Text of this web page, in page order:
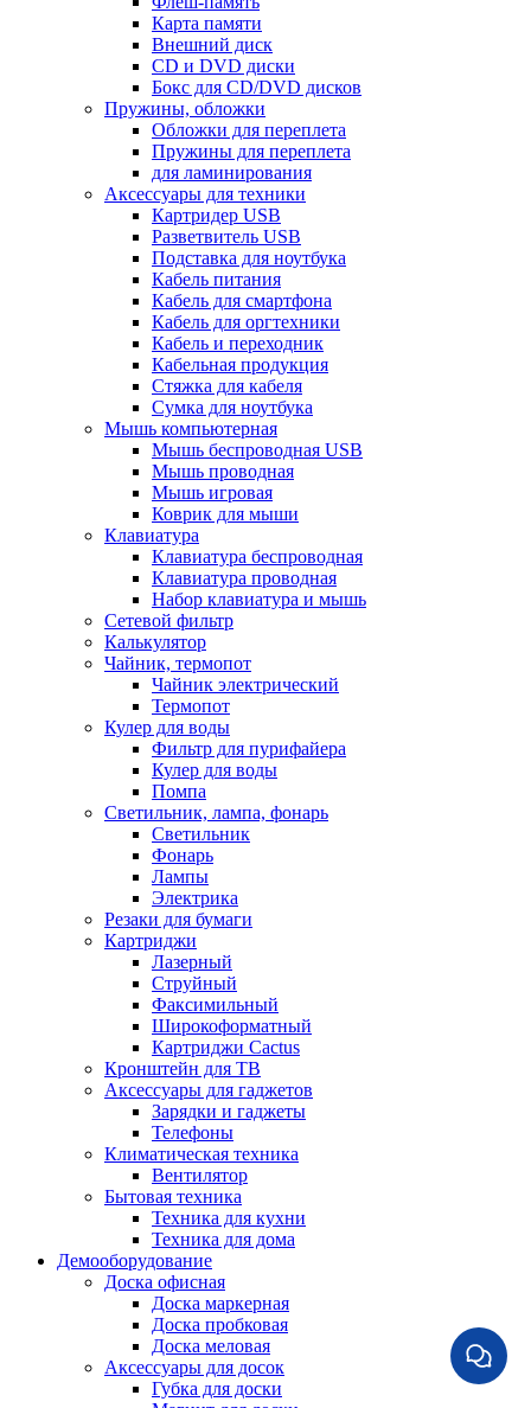
Карта памяти
Внешний диск
CD и DVD диски
Бокс для CD/DVD дисков
Пружины, обложки
Обложки для переплета
Пружины для переплета
для ламинирования
Аксессуары для техники
Картридер USB
Разветвитель USB
Подставка для ноутбука
Кабель питания
Кабель для смартфона
Кабель для оргтехники
Кабель и переходник
Кабельная продукция
Стяжка для кабеля
Сумка для ноутбука
Мышь компьютерная
Мышь беспроводная USB
Мышь проводная
Мышь игровая
Коврик для мыши
Клавиатура
Клавиатура беспроводная
Клавиатура проводная
Набор клавиатура и мышь
Сетевой фильтр
Калькулятор
Чайник, термопот
Чайник электрический
Термопот
Кулер для воды
Фильтр для пурифайера
Кулер для воды
Помпа
Светильник, лампа, фонарь
Светильник
Фонарь
Лампы
Электрика
Резаки для бумаги
Картриджи
Лазерный
Струйный
Факсимильный
Широкоформатный
Картриджи Cactus
Кронштейн для ТВ
Аксессуары для гаджетов
Зарядки и гаджеты
Телефоны
Климатическая техника
Вентилятор
Бытовая техника
Техника для кухни
Техника для дома
Демооборудование
Доска офисная
Доска маркерная
Доска пробковая
Доска меловая
Аксессуары для досок
Губка для доски